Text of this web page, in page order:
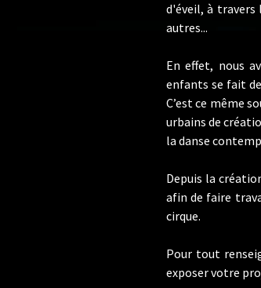
d'éveil, à travers
autres...
En effet, nous
enfants se fait
C’est ce même
urbains de
la danse
Depuis la
afin de faire
cirque.
Pour tout
exposer votre